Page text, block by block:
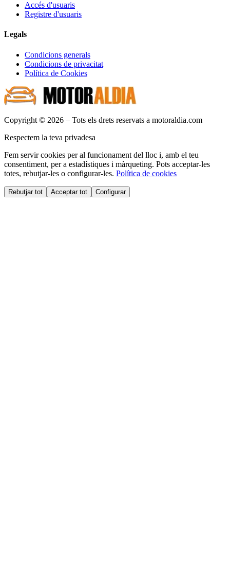
Accés d'usuaris
Registre d'usuaris
Legals
Condicions generals
Condicions de privacitat
Política de Cookies
Copyright © 2026 – Tots els drets reservats a motoraldia.com
Respectem la teva privadesa
Fem servir cookies per al funcionament del lloc i, amb el teu
consentiment, per a estadístiques i màrqueting. Pots acceptar-les
totes, rebutjar-les o configurar-les. Política de cookies
Rebutjar tot Acceptar tot Configurar